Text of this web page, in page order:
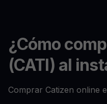
¿Cómo
(CATI) al
Comprar Catizen online